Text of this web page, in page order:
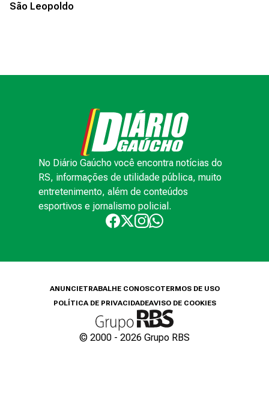
São Leopoldo
No Diário Gaúcho você encontra notícias do
RS, informações de utilidade pública, muito
entretenimento, além de conteúdos
esportivos e jornalismo policial.
ANUNCIETRABALHE CONOSCOTERMOS DE USO
POLÍTICA DE PRIVACIDADEAVISO DE COOKIES
© 2000 - 2026 Grupo RBS